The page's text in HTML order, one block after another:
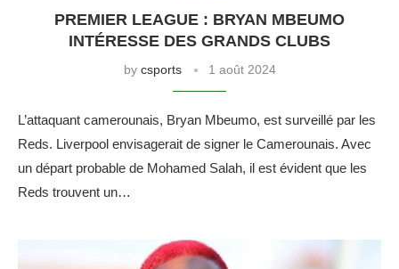
PREMIER LEAGUE : BRYAN MBEUMO
INTÉRESSE DES GRANDS CLUBS
by csports 1 août 2024
L’attaquant camerounais, Bryan Mbeumo, est surveillé par les
Reds. Liverpool envisagerait de signer le Camerounais. Avec
un départ probable de Mohamed Salah, il est évident que les
Reds trouvent un…